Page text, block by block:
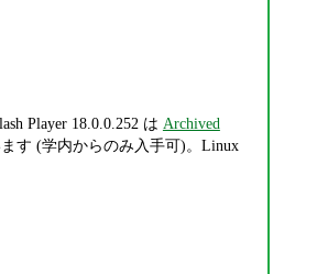
Player 18.0.0.252 は Archived
す (学内からのみ入手可)。Linux